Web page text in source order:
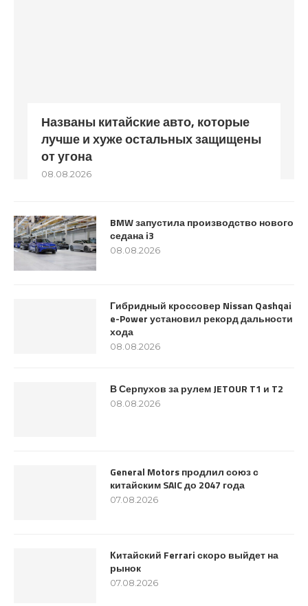
Названы китайские авто, которые
лучше и хуже остальных защищены
от угона
08.08.2026
BMW запустила производство нового
седана i3
08.08.2026
Гибридный кроссовер Nissan Qashqai
e-Power установил рекорд дальности
хода
08.08.2026
В Серпухов за рулем JETOUR T1 и T2
08.08.2026
General Motors продлил союз с
китайским SAIC до 2047 года
07.08.2026
Китайский Ferrari скоро выйдет на
рынок
07.08.2026